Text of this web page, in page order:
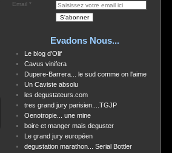
Email
Evadons Nous...
Le blog d'Olif
Cavus vinifera
Dupere-Barrera... le sud comme on l'aime
Un Caviste absolu
les degustateurs.com
tres grand jury parisien....TGJP
Oenotropie... une mine
boire et manger mais deguster
Le grand jury européen
degustation marathon... Serial Bottler